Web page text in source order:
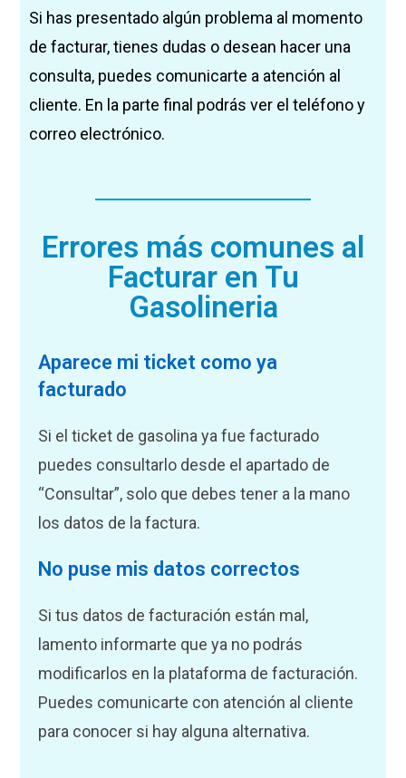
Si has presentado algún problema al momento
de facturar, tienes dudas o desean hacer una
consulta, puedes comunicarte a atención al
cliente. En la parte final podrás ver el teléfono y
correo electrónico.
Errores más comunes al
Facturar en Tu
Gasolineria
Aparece mi ticket como ya
facturado
Si el ticket de gasolina ya fue facturado
puedes consultarlo desde el apartado de
“Consultar”, solo que debes tener a la mano
los datos de la factura.
No puse mis datos correctos
Si tus datos de facturación están mal,
lamento informarte que ya no podrás
modificarlos en la plataforma de facturación.
Puedes comunicarte con atención al cliente
para conocer si hay alguna alternativa.